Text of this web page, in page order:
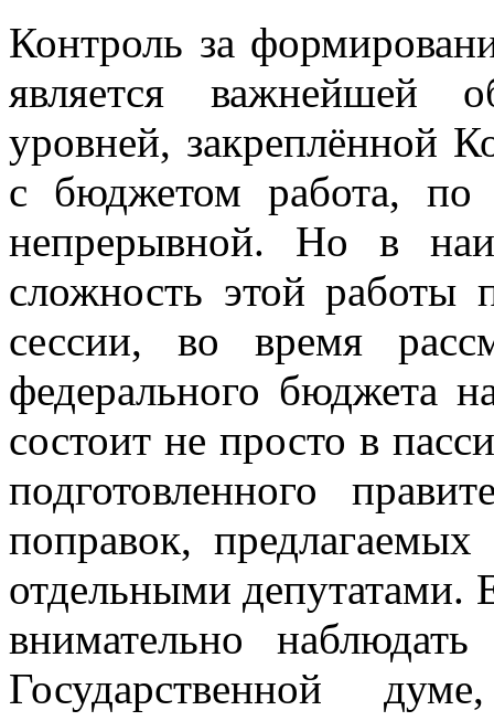
Контроль за
является важнейшей
уровней, закреплённой
с бюджетом работа, по
непрерывной. Но в
сложность этой работы
сессии, во время
федерального бюджета
состоит не просто в
подготовленного
поправок,
отдельными депутатами.
внимательно
Государственной